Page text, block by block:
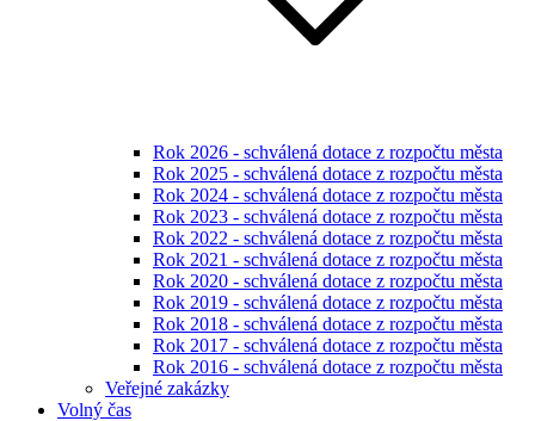
Rok 2026 - schválená dotace z rozpočtu města
Rok 2025 - schválená dotace z rozpočtu města
Rok 2024 - schválená dotace z rozpočtu města
Rok 2023 - schválená dotace z rozpočtu města
Rok 2022 - schválená dotace z rozpočtu města
Rok 2021 - schválená dotace z rozpočtu města
Rok 2020 - schválená dotace z rozpočtu města
Rok 2019 - schválená dotace z rozpočtu města
Rok 2018 - schválená dotace z rozpočtu města
Rok 2017 - schválená dotace z rozpočtu města
Rok 2016 - schválená dotace z rozpočtu města
Veřejné zakázky
Volný čas